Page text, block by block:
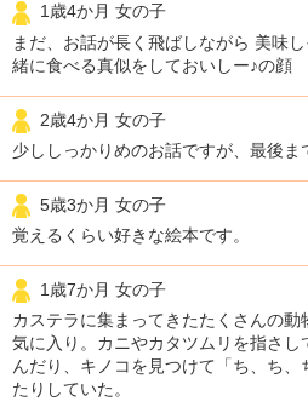
1歳4か月 女の子
まだ、お話が長く飛ばしながら 美味
緒に食べる真似をしておいしー♪の顔
2歳4か月 女の子
少ししっかりめのお話ですが、最後ま
5歳3か月 女の子
覚えるくらい好きな絵本です。
1歳7か月 女の子
カステラに集まってきたたくさんの
気に入り。カニやカタツムリを指さ
んだり、キノコを見つけて「ち、ち
たりしていた。